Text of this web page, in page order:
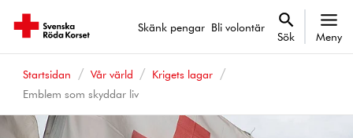
Skänk pengar Bli volontär
Sök Meny
Startsidan Vår värld
Krigets lagar
Emblem som skyddar liv